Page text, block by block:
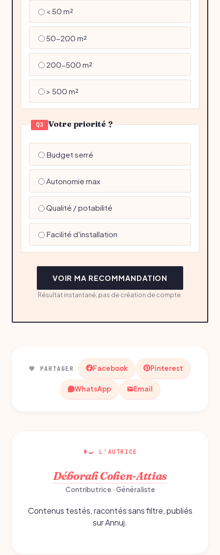
< 50 m²
50-200 m²
200-500 m²
> 500 m²
Q3 Votre priorité ?
Budget serré
Autonomie max
Qualité / potabilité
Facilité d'installation
VOIR MA RECOMMANDATION
Résultat instantané, pas de création de compte.
💛 PARTAGER Facebook Pinterest
WhatsApp Email
👩‍🍳 L'AUTRICE
Déborah Cohen-Attias
Contributrice · Généraliste
Contenus testés, racontés sans filtre, publiés
sur Annuj.